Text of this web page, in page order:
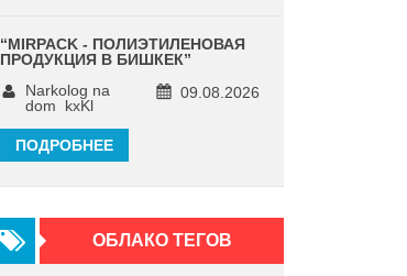
“MIRPACK - ПОЛИЭТИЛЕНОВАЯ
ПРОДУКЦИЯ В БИШКЕК”
09.08.2026
Narkolog na
dom_kxKl
ПОДРОБНЕЕ
ОБЛАКО ТЕГОВ